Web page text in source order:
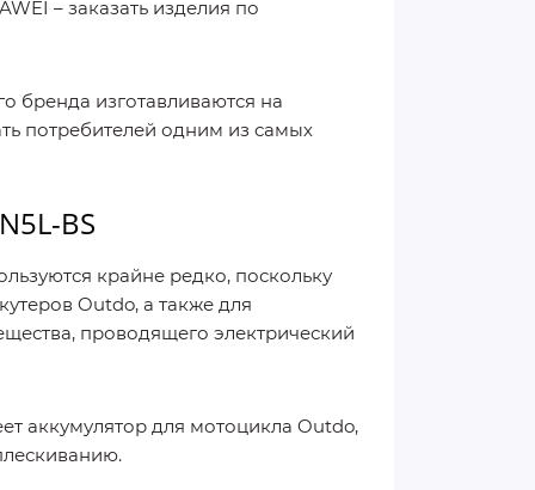
– заказать изделия по
бренда изготавливаются на
потребителей одним из самых
BS
крайне редко, поскольку
Outdo, а также для
проводящего электрический
аккумулятор для мотоцикла Outdo,